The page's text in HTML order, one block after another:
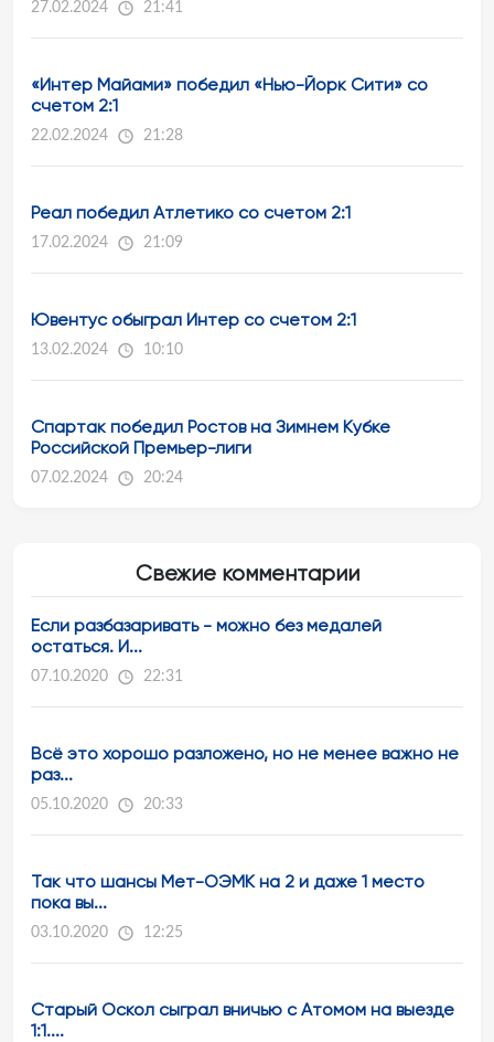
27.02.2024 21:41
«Интер Майами» победил «Нью-Йорк Сити» со
счетом 2:1
22.02.2024 21:28
Реал победил Атлетико со счетом 2:1
17.02.2024 21:09
Ювентус обыграл Интер со счетом 2:1
13.02.2024 10:10
Спартак победил Ростов на Зимнем Кубке
Российской Премьер-лиги
07.02.2024 20:24
Свежие комментарии
Если разбазаривать - можно без медалей
остаться. И...
07.10.2020 22:31
Всё это хорошо разложено, но не менее важно не
раз...
05.10.2020 20:33
Так что шансы Мет-ОЭМК на 2 и даже 1 место
пока вы...
03.10.2020 12:25
Старый Оскол сыграл вничью с Атомом на выезде
1:1....